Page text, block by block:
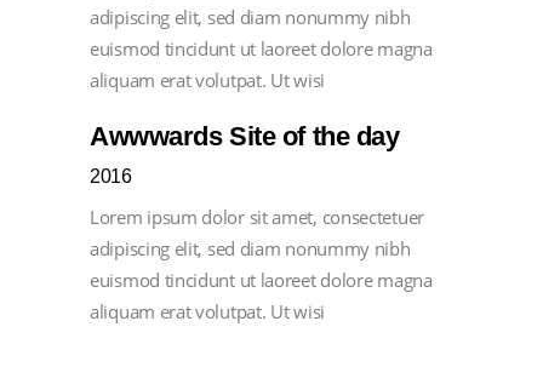
adipiscing elit, sed diam nonummy nibh
euismod tincidunt ut laoreet dolore magna
aliquam erat volutpat. Ut wisi
Awwwards Site of the day
2016
Lorem ipsum dolor sit amet, consectetuer
adipiscing elit, sed diam nonummy nibh
euismod tincidunt ut laoreet dolore magna
aliquam erat volutpat. Ut wisi